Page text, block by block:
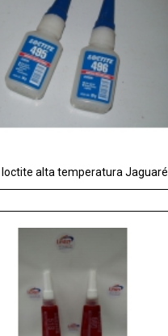
loctite alta temperatura Jaguaré